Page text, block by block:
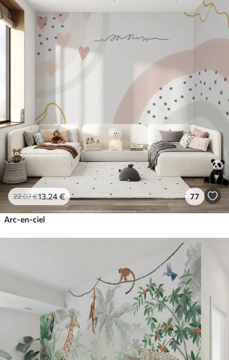
22.07€13.24€ 77
Arc-en-ciel